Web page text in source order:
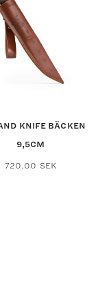
KNIFE BÄCKEN
9,5CM
720.00 SEK